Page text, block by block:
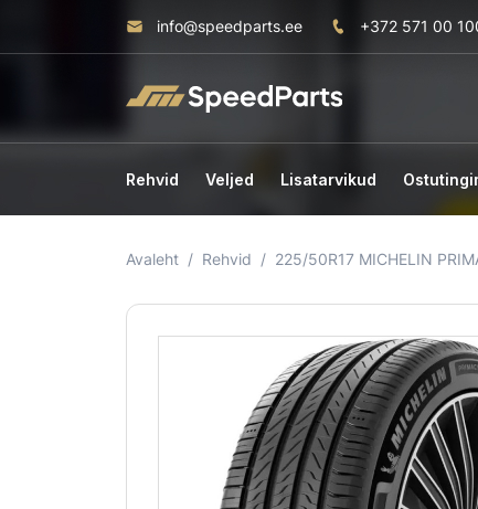
info@speedparts.ee +372 571 00
Rehvid Veljed Lisatarvikud
Avaleht Rehvid 225/50R17 MICHELIN